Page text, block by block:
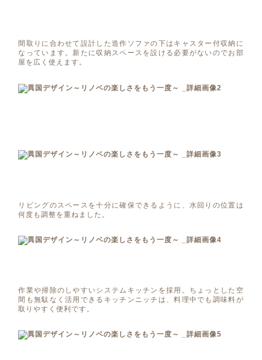
間取りに合わせて設計した造作ソファの下はキャスター付収納に
なっています。新たに収納スペースを設ける必要がないのでお部
屋を広く使えます。
リビングのスペースを十分に確保できるように、水回りの位置は
何度も調整を重ねました。
作業や掃除のしやすいシステムキッチンを採用。ちょっとした空
間も無駄なく活用できるキッチンニッチは、料理中でも調味料が
取りやすく便利です。